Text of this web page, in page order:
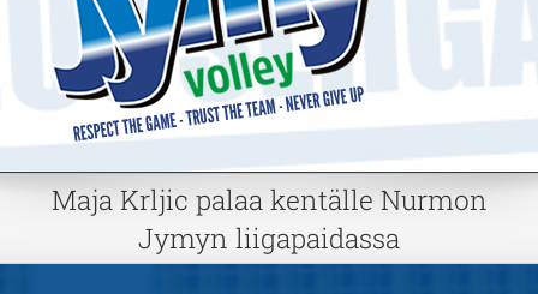
Maja Krljic palaa kentälle Nurmon
Jymyn liigapaidassa